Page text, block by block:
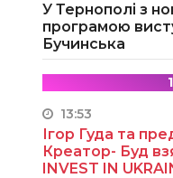
У Тернополі з
програмою
Бучинська
13:53
Ігор Гуда та
Креатор- Буд
INVEST IN